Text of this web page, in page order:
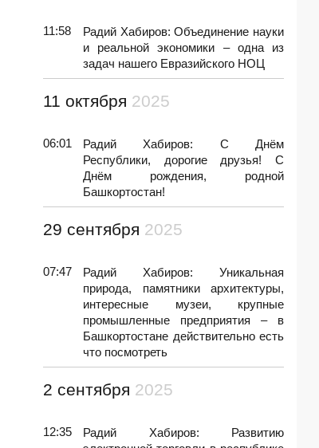
11:58
Радий Хабиров: Объединение науки
и реальной экономики – одна из
задач нашего Евразийского НОЦ
11 октября 2025
06:01
Радий Хабиров: С Днём
Республики, дорогие друзья! С
Днём рождения, родной
Башкортостан!
29 сентября 2025
07:47
Радий Хабиров: Уникальная
природа, памятники архитектуры,
интересные музеи, крупные
промышленные предприятия – в
Башкортостане действительно есть
что посмотреть
2 сентября 2025
12:35
Радий Хабиров: Развитию